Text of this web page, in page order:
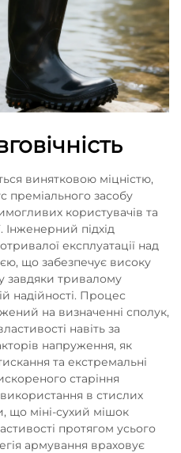
винятковою міцністю,
преміального засобу
користувачів та
Інженерний підхід
експлуатації над
що забезпечує високу
завдяки тривалому
надійності. Процес
на визначенні сполук,
навіть за
напруження, як
та екстремальні
старіння
в стислих
що міні-сухий мішок
протягом усього
армування враховує